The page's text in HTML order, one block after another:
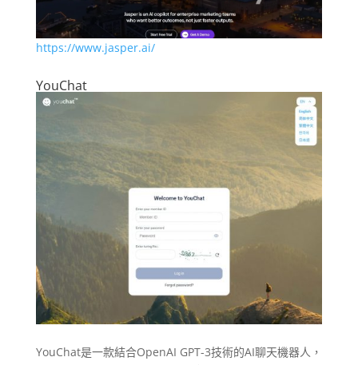
https://www.jasper.ai/
YouChat
YouChat是一款結合OpenAI GPT-3技術的AI聊天機器人，